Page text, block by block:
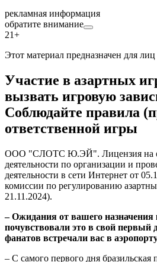
рекламная информация
обратите внимание
21+
Этот материал предназначен для
Участие в азартных
вызвать игровую
Соблюдайте правила
ответственной игры
ООО "СЛОТС Ю.ЭЙ". Лицензия на
деятельности по организации и
деятельности в сети Интернет от
комиссии по регулированию
21.11.2024).
– Ожидания от вашего
почувствовали это в свой первый
фанатов встречали вас в
– С самого первого дня